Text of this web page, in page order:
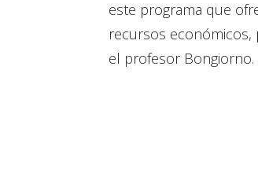
este programa que
recursos económicos,
el profesor Bongiorno.